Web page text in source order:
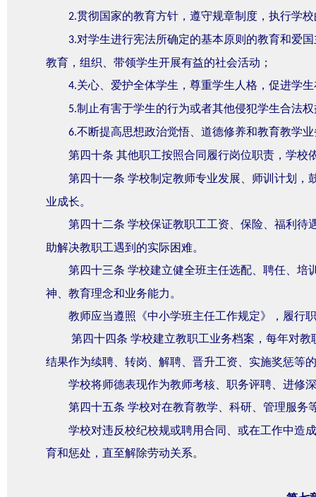
2.贯彻国家的教育方针，遵守规章制度，执行学
3.对学生进行宪法所确定的基本原则的教育和爱
教育，组织、带领学生开展有益的社会活动；
4.关心、爱护全体学生，尊重学生人格，促进学
5.制止有害于学生的行为或者其他侵犯学生合法
6.不断提高思想政治觉悟、道德修养和教育教学
第四十条 其他职工按照合同履行岗位职责，学校
第四十一条 学校制定教师专业发展、师训计划，
业成长。
第四十二条 学校保证教职工工资、保险、福利待
助解决教职工遇到的实际困难。
第四十三条 学校建立健全班主任选配、聘任、培
神、教育理念和业务能力。
教师应当遵照《中小学班主任工作规定》，履行
第四十四条 学校建立教职工业务档案，每年对
结果作为续聘、转岗、解聘、晋升工资、实施奖惩等
学校将师德表现作为教师考核、职务评聘、进修
第四十五条 学校对在教育教学、科研、管理服务
学校对违反校纪校规或聘用合同、或在工作中造
育和惩处，直至解除劳动关系。